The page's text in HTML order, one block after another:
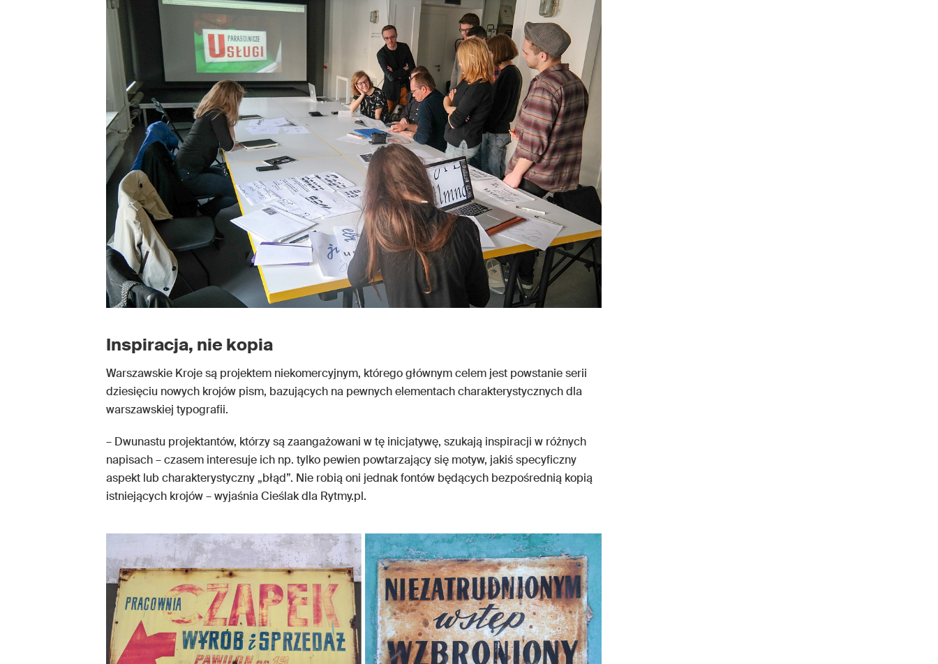
Inspiracja, nie kopia
Warszawskie Kroje są projektem niekomercyjnym, którego głównym celem jest powstanie serii
dziesięciu nowych krojów pism, bazujących na pewnych elementach charakterystycznych dla
warszawskiej typografii.
– Dwunastu projektantów, którzy są zaangażowani w tę inicjatywę, szukają inspiracji w różnych
napisach – czasem interesuje ich np. tylko pewien powtarzający się motyw, jakiś specyficzny
aspekt lub charakterystyczny „błąd”. Nie robią oni jednak fontów będących bezpośrednią kopią
istniejących krojów – wyjaśnia Cieślak dla Rytmy.pl.